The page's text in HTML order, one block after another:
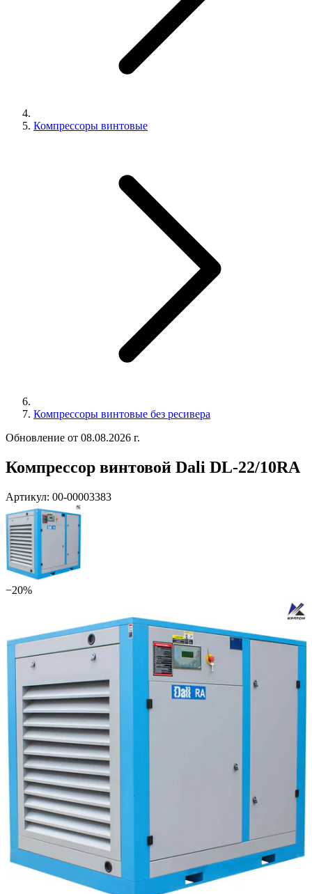
Компрессоры винтовые
Компрессоры винтовые без ресивера
Обновление от 08.08.2026 г.
Компрессор винтовой Dali DL-22/10RA
Артикул: 00-00003383
−20%